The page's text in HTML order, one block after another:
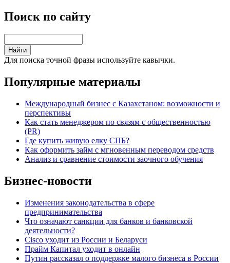
Поиск по сайту
Для поиска точной фразы используйте кавычки.
Популярные материалы
Международный бизнес с Казахстаном: возможности и
перспективы
Как стать менеджером по связям с общественностью
(PR)
Где купить живую елку СПБ?
Как оформить займ с мгновенным переводом средств
Анализ и сравнение стоимости заочного обучения
Бизнес-новости
Изменения законодательства в сфере
предпринимательства
Что означают санкции для банков и банковской
деятельности?
Cisco уходит из России и Беларуси
Прайм Капитал уходит в онлайн
Путин рассказал о поддержке малого бизнеса в России